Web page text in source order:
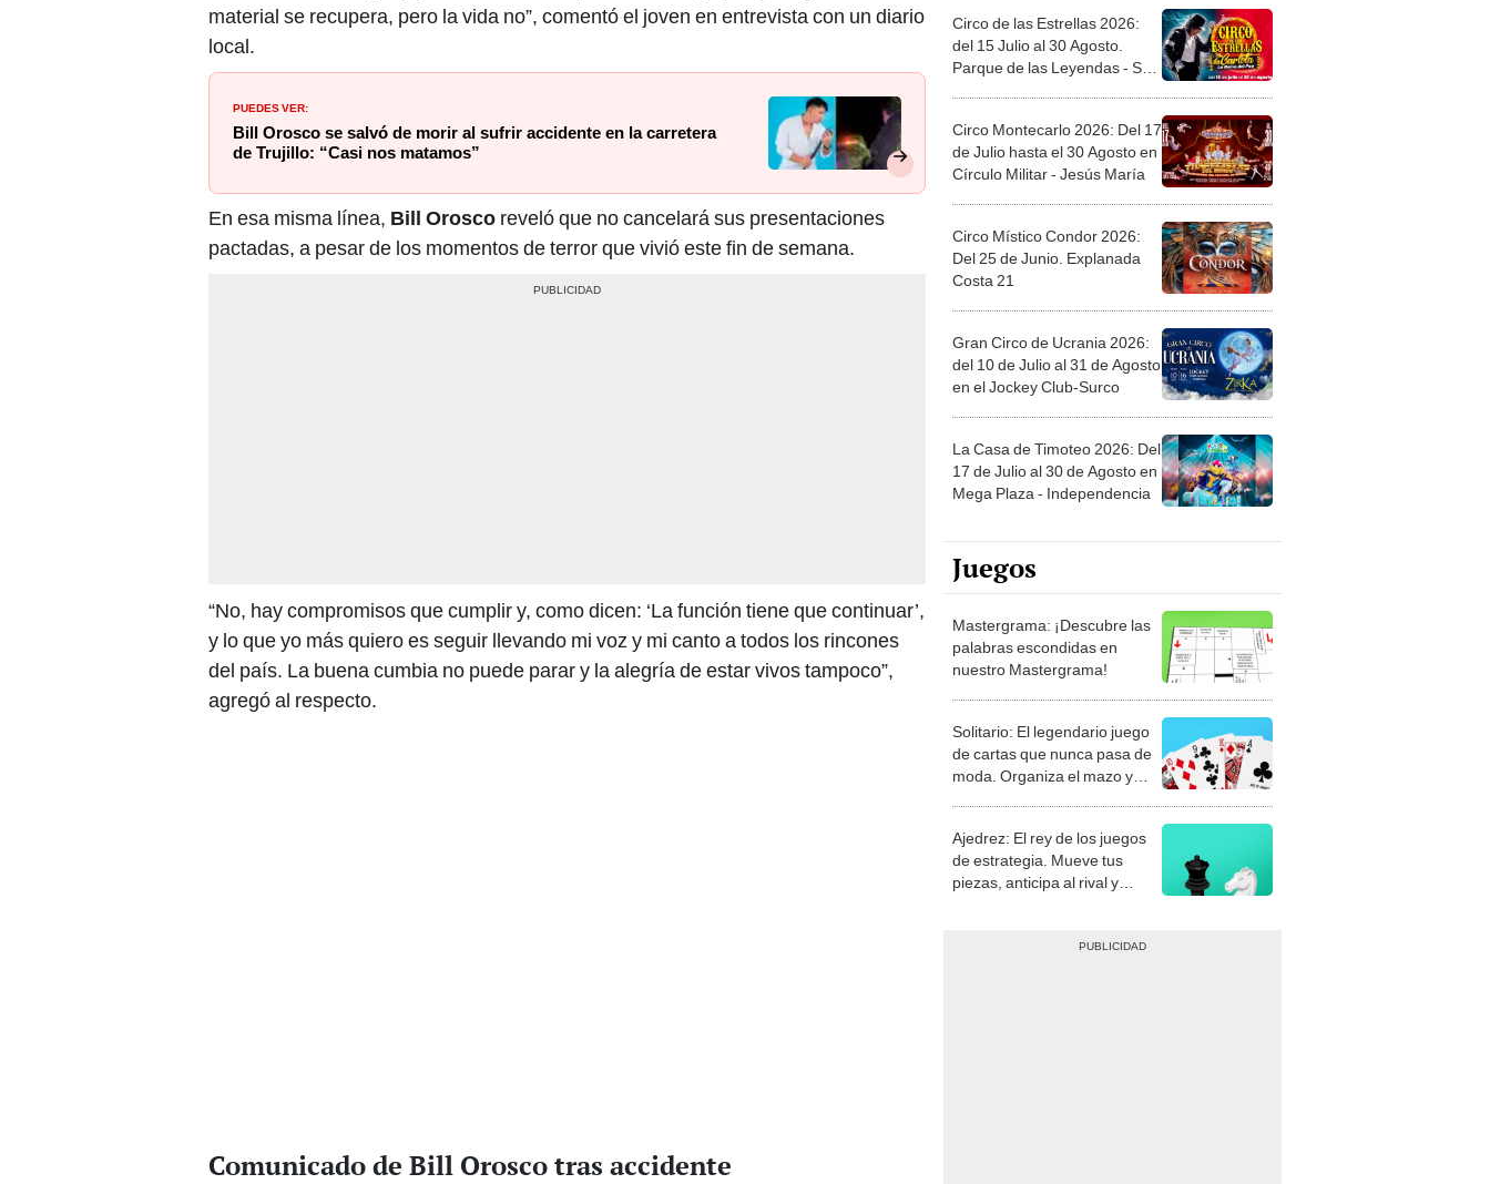
material se recupera, pero la vida no”, comentó el joven en entrevista con un diario
local.
PUEDES VER:
Bill Orosco se salvó de morir al sufrir accidente en la carretera
de Trujillo: “Casi nos matamos”
En esa misma línea, Bill Orosco reveló que no cancelará sus presentaciones
pactadas, a pesar de los momentos de terror que vivió este fin de semana.
“No, hay compromisos que cumplir y, como dicen: ‘La función tiene que continuar’,
y lo que yo más quiero es seguir llevando mi voz y mi canto a todos los rincones
del país. La buena cumbia no puede parar y la alegría de estar vivos tampoco”,
agregó al respecto.
Comunicado de Bill Orosco tras accidente
Circo de las Estrellas 2026:
del 15 Julio al 30 Agosto.
Parque de las Leyendas - San
Circo Montecarlo 2026: Del 17
de Julio hasta el 30 Agosto en
Círculo Militar - Jesús María
Circo Místico Condor 2026:
Del 25 de Junio. Explanada
Costa 21
Gran Circo de Ucrania 2026:
del 10 de Julio al 31 de Agosto
en el Jockey Club-Surco
La Casa de Timoteo 2026: Del
17 de Julio al 30 de Agosto en
Mega Plaza - Independencia
Juegos
Mastergrama: ¡Descubre las
palabras escondidas en
nuestro Mastergrama!
Solitario: El legendario juego
de cartas que nunca pasa de
moda. Organiza el mazo y
Ajedrez: El rey de los juegos
de estrategia. Mueve tus
piezas, anticipa al rival y